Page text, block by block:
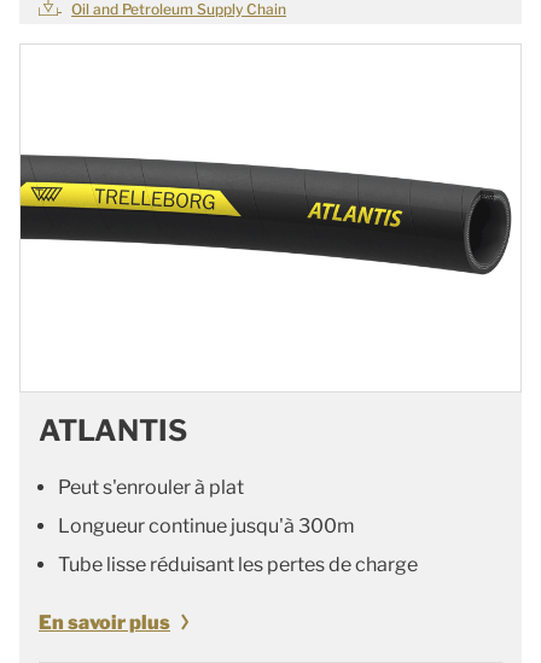
Oil and Petroleum Supply Chain
ATLANTIS
Peut s'enrouler à plat
Longueur continue jusqu'à 300m
Tube lisse réduisant les pertes de charge
En savoir plus